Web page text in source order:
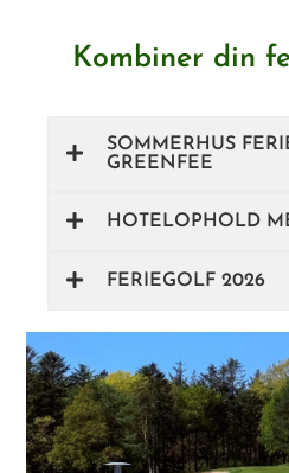
Kombiner din
SOMMERHUS
GREENFEE
HOTELOPHOLD
FERIEGOLF 2026